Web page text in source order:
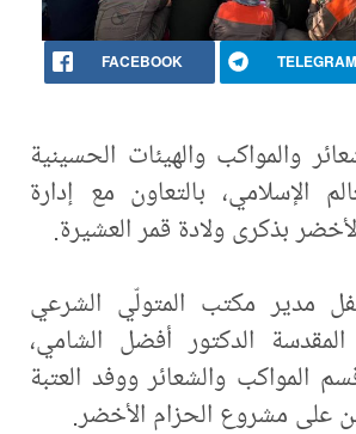
FACEBOOK TELEGRAM
والمواكب والهيئات الحسينية
الإسلامي، بالتعاون مع إدارة
بذكرى ولادة قمر العشيرة.
مدير مكتب المتولّي الشرعي
المقدسة الدكتور أفضل الشامي،
المواكب والشعائر ووفد العتبة
على مشروع الحزام الأخضر.